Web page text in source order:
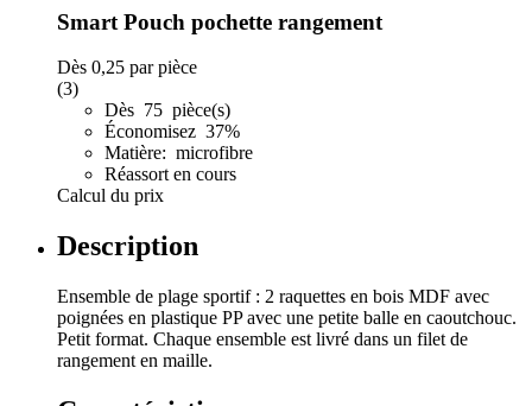
Smart Pouch pochette rangement
Dès 0,25 par pièce
(3)
Dès 75 pièce(s)
Économisez 37%
Matière: microfibre
Réassort en cours
Calcul du prix
Description
Ensemble de plage sportif : 2 raquettes en bois MDF avec
poignées en plastique PP avec une petite balle en caoutchouc.
Petit format. Chaque ensemble est livré dans un filet de
rangement en maille.